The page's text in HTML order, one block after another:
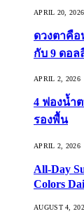
APRIL 20, 2026
ดวงตาคื
กับ 9 ดอล
APRIL 2, 2026
4 ฟองน้ำ
รองพื้น
APRIL 2, 2026
All-Day
Colors
AUGUST 4,